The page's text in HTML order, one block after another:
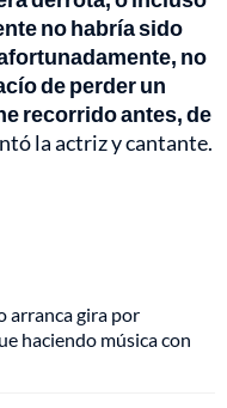
no habría sido
no
de perder un
recorrido antes, de
la actriz y cantante.
arranca gira por
haciendo música con